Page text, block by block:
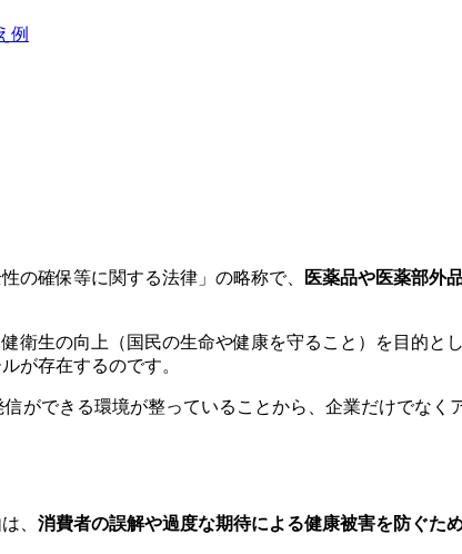
例
の確保等に関する法律」の略称で、 医薬品や医薬部外
衛生の向上（国民の生命や健康を守ること）を目的
が存在するのです。
ができる環境が整っていることから、企業だけでな
、 消費者の誤解や過度な期待による健康被害を防ぐた